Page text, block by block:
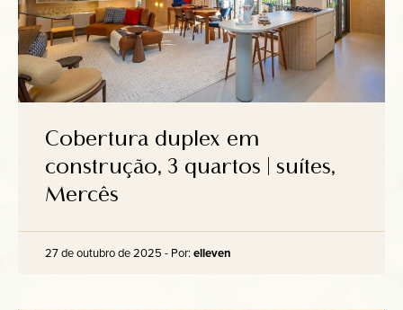
Cobertura duplex em
construção, 3 quartos | suítes,
Mercês
27 de outubro de 2025 - Por: elleven